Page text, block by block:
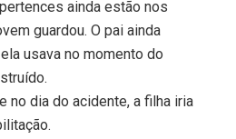
ainda estão nos
guardou. O pai ainda
usava no momento do
no dia do acidente, a filha iria